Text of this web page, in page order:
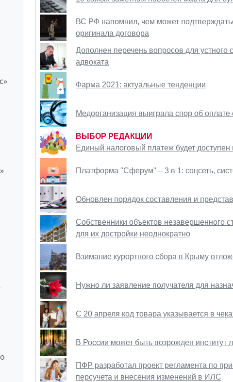
ВС РФ напомнил, чем может
оригинала договора
Дополнен перечень вопросов для устного
адвоката
Фарма 2021: актуальные тенденции
Медорганизация выиграла спор об
ВЫБОР РЕДАКЦИИ
Единый налоговый платеж будет доступен
Платформа "Сферум" – 3 в 1: соцсеть,
Обновлен порядок составления и
Собственники объектов незавершенного
для их достройки неоднократно
Взимание курортного сбора в Крыму
Нужно ли заявление получателя для
С 20 апреля код товара указывается в
В России может быть возрожден институт
ПФР разработал проект регламента по
персучета и внесения изменений в ИЛС